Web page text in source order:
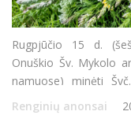
Rugpjūčio 15 d.
Onuškio Šv. Mykolo
namuose) minėti
Šventės metu bus
Renginių anonsai